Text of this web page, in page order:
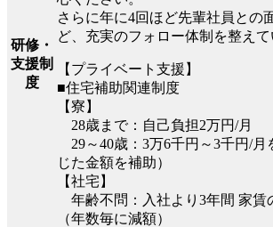
研修・
支援制
度
さらに年に4回ほど先輩社員との
ど、充実のフォロー体制を整えて
【プライベート支援】
■住宅補助関連制度
【寮】
28歳まで：自己負担2万円/月
29～40歳：3万6千円～3千円/月
じた金額を補助）
【社宅】
年齢不問：入社より3年間 家賃
（年数毎に減額）